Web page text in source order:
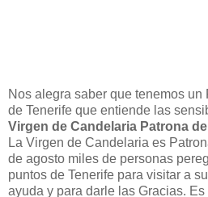
Nos alegra saber que tenemos
de Tenerife que entiende las
Virgen de Candelaria Patrona
La Virgen de Candelaria es
de agosto miles de personas
puntos de Tenerife para visitar a
ayuda y para darle las Gracias.